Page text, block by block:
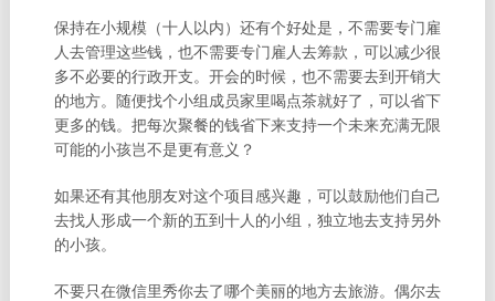
保持在小规模（十人以内）还有个好处是，不需要专门雇
人去管理这些钱，也不需要专门雇人去筹款，可以减少很
多不必要的行政开支。开会的时候，也不需要去到开销大
的地方。随便找个小组成员家里喝点茶就好了，可以省下
更多的钱。把每次聚餐的钱省下来支持一个未来充满无限
可能的小孩岂不是更有意义？
如果还有其他朋友对这个项目感兴趣，可以鼓励他们自己
去找人形成一个新的五到十人的小组，独立地去支持另外
的小孩。
不要只在微信里秀你去了哪个美丽的地方去旅游。偶尔去